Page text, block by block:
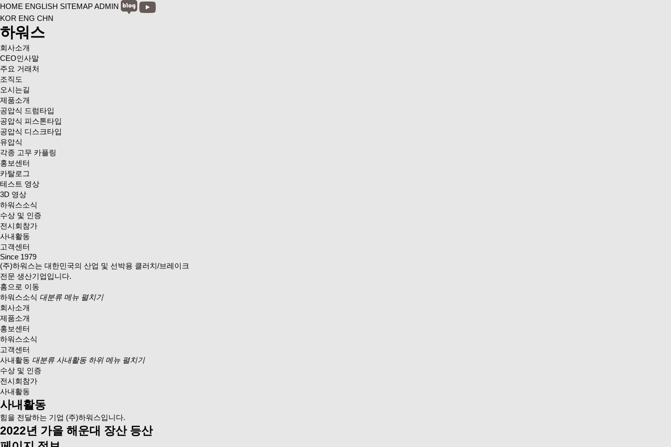
HOME ENGLISH SITEMAPADMIN
KOR ENG CHN
하워스
회사소개
CEO인사말
주요 거래처
조직도
오시는길
제품소개
공압식 드럼타입
공압식 피스톤타입
공압식 디스크타입
유압식
각종 고무 카플링
홍보센터
카탈로그
테스트 영상
3D 영상
하워스소식
수상 및 인증
전시회참가
사내활동
고객센터
Since 1979
(주)하워스는 대한민국의 산업 및 선박용 클러치/브레이크
전문 생산기업입니다.
홈으로 이동
하워스소식 대분류 메뉴 펼치기
회사소개
제품소개
홍보센터
하워스소식
고객센터
사내활동 대분류 사내활동 하위 메뉴 펼치기
수상 및 인증
전시회참가
사내활동
사내활동
힘을 전달하는 기업 (주)하워스입니다.
2022년 가을 해운대 장산 등산